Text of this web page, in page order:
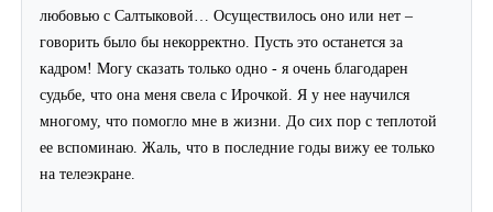
любовью с Салтыковой… Осуществилось оно или нет –
говорить было бы некорректно. Пусть это останется за
кадром! Могу сказать только одно - я очень благодарен
судьбе, что она меня свела с Ирочкой. Я у нее научился
многому, что помогло мне в жизни. До сих пор с теплотой
ее вспоминаю. Жаль, что в последние годы вижу ее только
на телеэкране.